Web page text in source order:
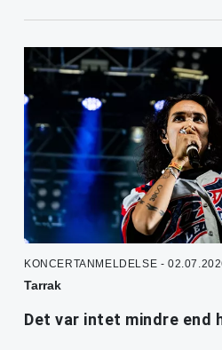
KONCERTANMELDELSE -
Tarrak
Det var intet mindre end